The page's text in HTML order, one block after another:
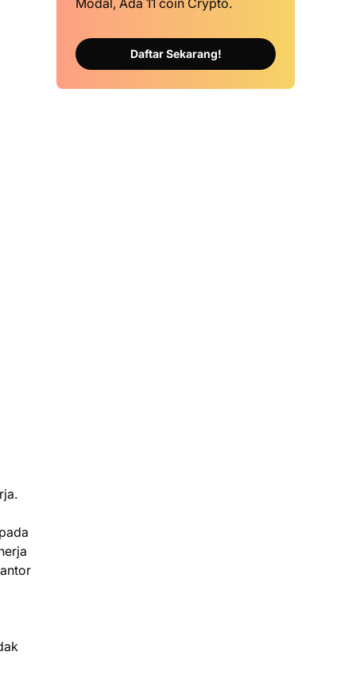
Modal, Ada 11 coin Crypto.
Daftar Sekarang!